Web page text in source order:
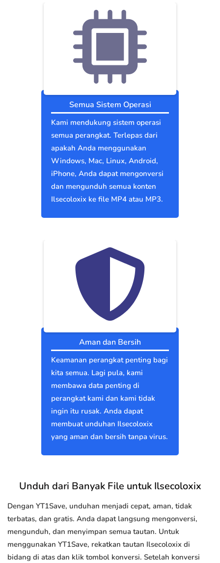
Semua Sistem Operasi
Kami mendukung sistem operasi
semua perangkat. Terlepas dari
apakah Anda menggunakan
Windows, Mac, Linux, Android,
iPhone, Anda dapat mengonversi
dan mengunduh semua konten
Ilsecoloxix ke file MP4 atau MP3.
Aman dan Bersih
Keamanan perangkat penting bagi
kita semua. Lagi pula, kami
membawa data penting di
perangkat kami dan kami tidak
ingin itu rusak. Anda dapat
membuat unduhan Ilsecoloxix
yang aman dan bersih tanpa virus.
Unduh dari Banyak File untuk Ilsecoloxix
Dengan YT1Save, unduhan menjadi cepat, aman, tidak
terbatas, dan gratis. Anda dapat langsung mengonversi,
mengunduh, dan menyimpan semua tautan. Untuk
menggunakan YT1Save, rekatkan tautan Ilsecoloxix di
bidang di atas dan klik tombol konversi. Setelah konversi